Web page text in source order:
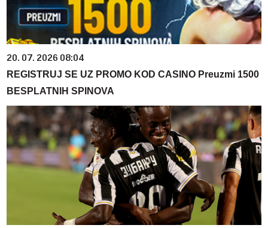
20. 07. 2026 08:04
REGISTRUJ SE UZ PROMO KOD CASINO Preuzmi 1500
BESPLATNIH SPINOVA